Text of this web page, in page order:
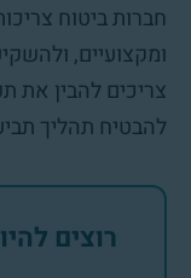
חברות ביטוח
ומקצועיים,
צריכים להבין את
להבטיח תהליך
רוצים